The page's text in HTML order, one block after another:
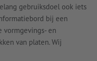
gebruiksdoel ook iets
bij een
vormgevings- en
van platen. Wij